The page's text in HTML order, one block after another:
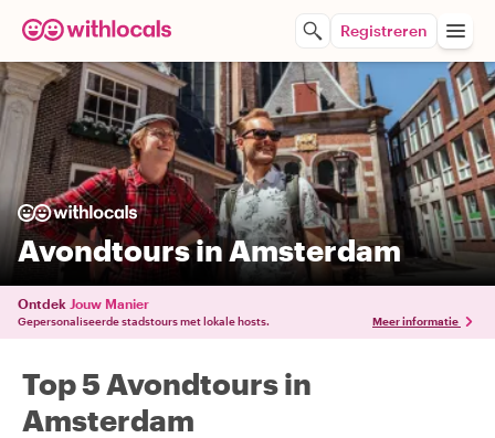
Registreren
Avondtours in Amsterdam
Ontdek Jouw Manier
Gepersonaliseerde stadstours met lokale hosts. Meer informatie
Top 5 Avondtours in
Amsterdam